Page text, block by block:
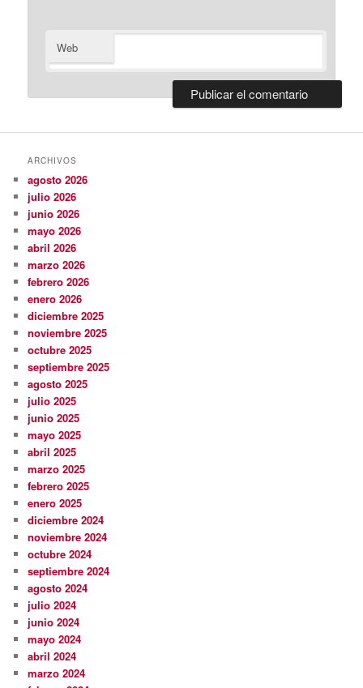
Web
ARCHIVOS
agosto 2026
julio 2026
junio 2026
mayo 2026
abril 2026
marzo 2026
febrero 2026
enero 2026
diciembre 2025
noviembre 2025
octubre 2025
septiembre 2025
agosto 2025
julio 2025
junio 2025
mayo 2025
abril 2025
marzo 2025
febrero 2025
enero 2025
diciembre 2024
noviembre 2024
octubre 2024
septiembre 2024
agosto 2024
julio 2024
junio 2024
mayo 2024
abril 2024
marzo 2024